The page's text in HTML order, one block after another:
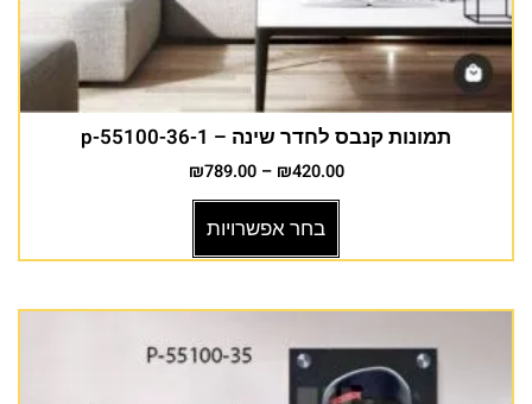
תמונות קנבס לחדר שינה – p-55100-36-1
₪420.00
–
₪789.00
בחר אפשרויות